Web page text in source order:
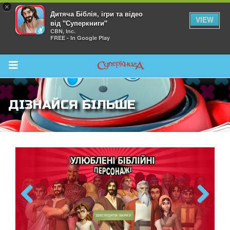
×
Дитяча Біблія, ігри та відео
від "Суперкниги"
CBN, Inc.
FREE - In Google Play
VIEW
Return to Content
більше
ДІЗНАЙСЯ БІЛЬШЕ
Previous Next